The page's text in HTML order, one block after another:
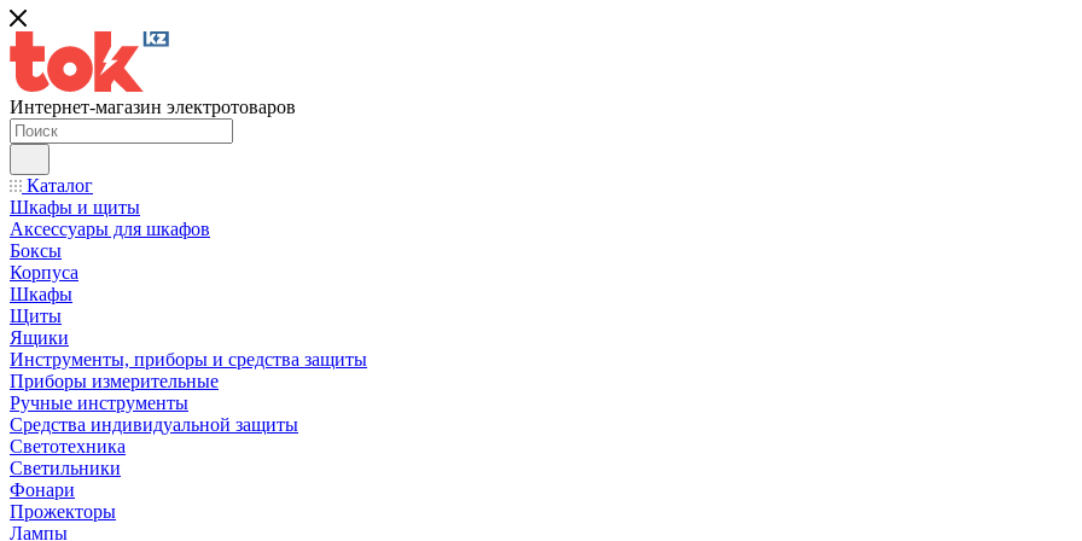
Интернет-магазин электротоваров
Каталог
Шкафы и щиты
Аксессуары для шкафов
Боксы
Корпуса
Шкафы
Щиты
Ящики
Инструменты, приборы и средства защиты
Приборы измерительные
Ручные инструменты
Средства индивидуальной защиты
Светотехника
Светильники
Фонари
Прожекторы
Лампы